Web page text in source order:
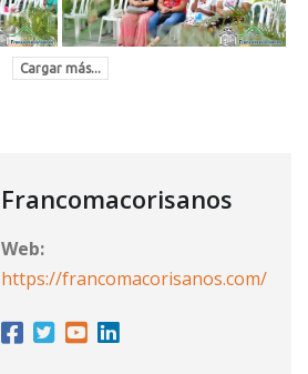
Cargar más...
Francomacorisanos
Web:
https://francomacorisanos.com/